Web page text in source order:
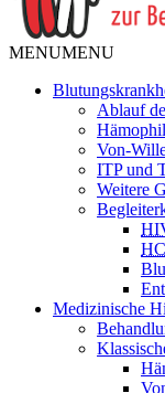
MENUMENU
Ablauf
Von-
ITP und
Weitere
Medizinische